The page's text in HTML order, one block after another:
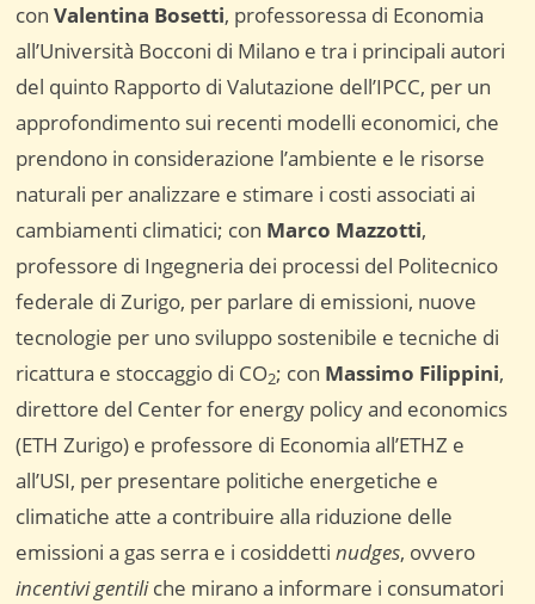
conValentina Bosetti, professoressa di Economia
all’Università Bocconi di Milano e tra i principali autori
del quinto Rapporto di Valutazione dell’IPCC, per un
approfondimento sui recenti modelli economici, che
prendono in considerazione l’ambiente e le risorse
naturali per analizzare e stimare i costi associati ai
cambiamenti climatici; con Marco Mazzotti,
professore di Ingegneria dei processi del Politecnico
federale di Zurigo, per parlare di emissioni, nuove
tecnologie per uno sviluppo sostenibile e tecniche di
ricattura e stoccaggio di CO2; con Massimo Filippini,
direttore del Center for energy policy and economics
(ETH Zurigo) e professore di Economia all’ETHZ e
all’USI, per presentare politiche energetiche e
climatiche atte a contribuire alla riduzione delle
emissioni a gas serra e i cosiddettinudges, ovvero
incentivi gentiliche mirano a informare i consumatori